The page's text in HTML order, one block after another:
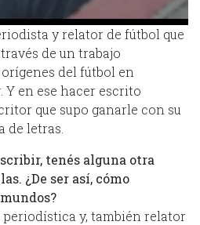
y relator de fútbol que
de un trabajo
del fútbol en
Y en ese hacer escrito
que supo ganarle con su
de letras.
tenés alguna otra
¿De ser así, cómo
y, también relator